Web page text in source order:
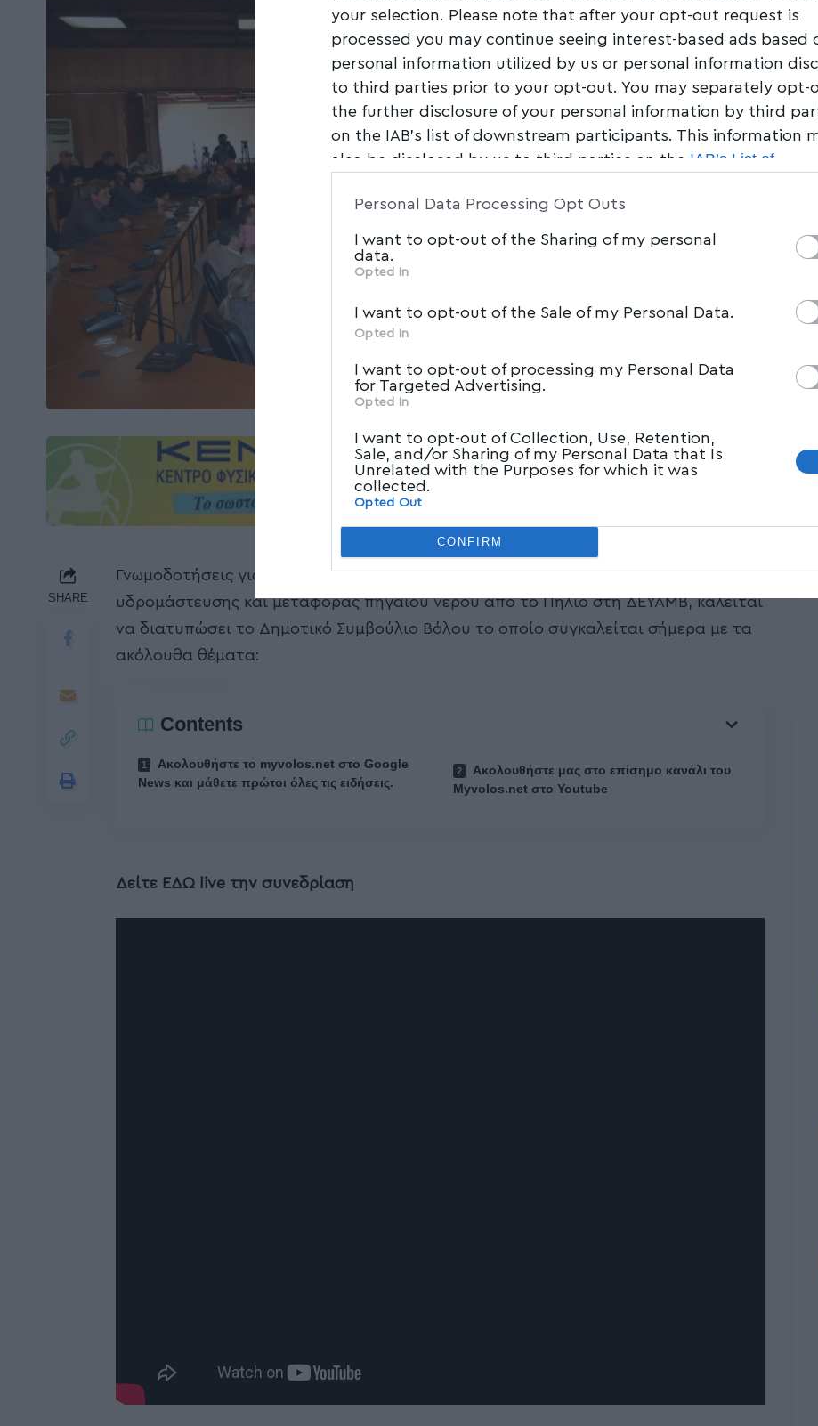
your selection. Please note that after your opt-out request is
processed you may continue seeing interest-based ads based
personal information utilized by us or personal information
to third parties prior to your opt-out. You may separately opt-
the further disclosure of your personal information by third
on the IAB’s list of downstream participants. This information
also be disclosed by us to third parties on the IAB’s List of
parties.
Personal Data Processing Opt Outs
I want to opt-out of the Sharing of my personal
data.
Opted In
I want to opt-out of the Sale of my Personal Data.
Opted In
I want to opt-out of processing my Personal Data
for Targeted Advertising.
Opted In
I want to opt-out of Collection, Use, Retention,
Sale, and/or Sharing of my Personal Data that Is
Unrelated with the Purposes for which it was
collected.
Opted Out
CONFIRM
SHARE
Γνωμοδοτήσεις για Μελέτες Περιβαλλοντικών Επιπτώσεων για έργα
υδρομάστευσης και μεταφοράς πηγαίου νερού από το Πήλιο στη ΔΕΥΑΜΒ, καλείται
να διατυπώσει το Δημοτικό Συμβούλιο Βόλου το οποίο συγκαλείται σήμερα με τα
ακόλουθα θέματα:
Contents
Ακολουθήστε το myvolos.net στο Google
News και μάθετε πρώτοι όλες τις ειδήσεις.
Ακολουθήστε μας στο επίσημο κανάλι του
Myvolos.net στο Youtube
Δείτε ΕΔΩ live την συνεδρίαση